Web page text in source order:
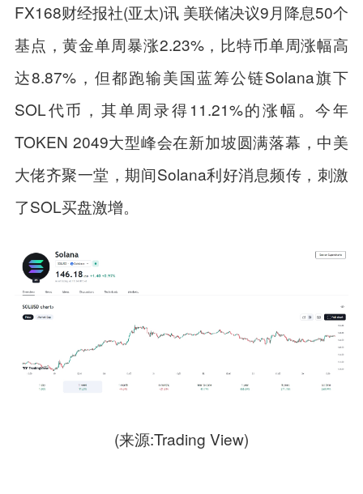
FX168财经报社(亚太)讯 美联储决议9月降息50个
基点，黄金单周暴涨2.23%，比特币单周涨幅高
达8.87%，但都跑输美国蓝筹公链Solana旗下
SOL代币，其单周录得11.21%的涨幅。今年
TOKEN 2049大型峰会在新加坡圆满落幕，中美
大佬齐聚一堂，期间Solana利好消息频传，刺激
了SOL买盘激增。
(来源:Trading View)